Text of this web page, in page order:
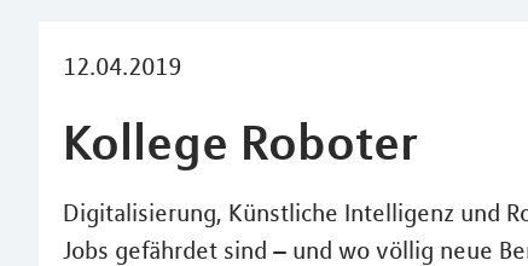
12.04.2019
Kollege Roboter
Digitalisierung, Künstliche Intelligenz und
Jobs gefährdet sind – und wo völlig neue